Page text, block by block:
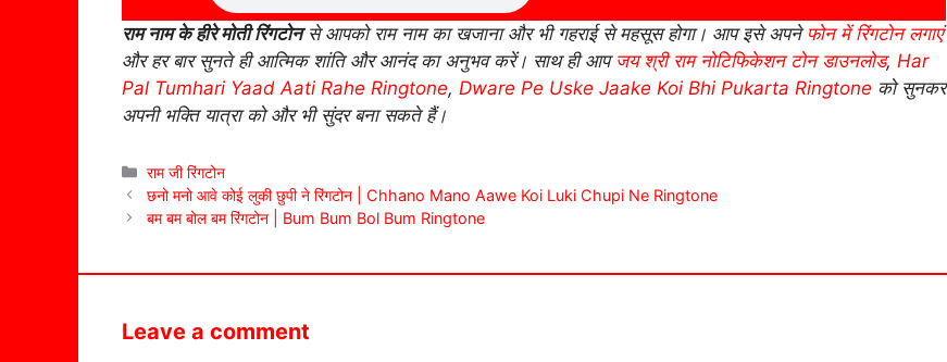
राम नाम के हीरे मोती रिंगटोनसे आपको राम नाम का खजाना और भी गहराई से महसूस होगा। आप इसे अपने फोन में रिंगटोन लगाएं
और हर बार सुनते ही आत्मिक शांति और आनंद का अनुभव करें। साथ ही आप जय श्री राम नोटिफिकेशन टोन डाउनलोड, Har
Pal Tumhari Yaad Aati Rahe Ringtone, Dware Pe Uske Jaake Koi Bhi Pukarta Ringtone को सुनकर
अपनी भक्ति यात्रा को और भी सुंदर बना सकते हैं।
Categories
राम जी रिंगटोन
छनो मनो आवे कोई लुकी छुपी ने रिंगटोन | Chhano Mano Aawe Koi Luki Chupi Ne Ringtone
बम बम बोल बम रिंगटोन | Bum Bum Bol Bum Ringtone
Leave a comment